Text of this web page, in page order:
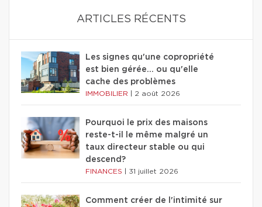
ARTICLES RÉCENTS
Les signes qu'une copropriété
est bien gérée… ou qu'elle
cache des problèmes
IMMOBILIER 2 août 2026
Pourquoi le prix des maisons
reste-t-il le même malgré un
taux directeur stable ou qui
descend?
FINANCES 31 juillet 2026
Comment créer de l'intimité sur